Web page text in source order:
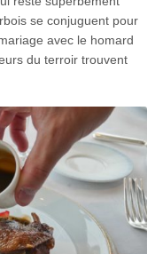
se conjuguent pour
avec le homard
du terroir trouvent